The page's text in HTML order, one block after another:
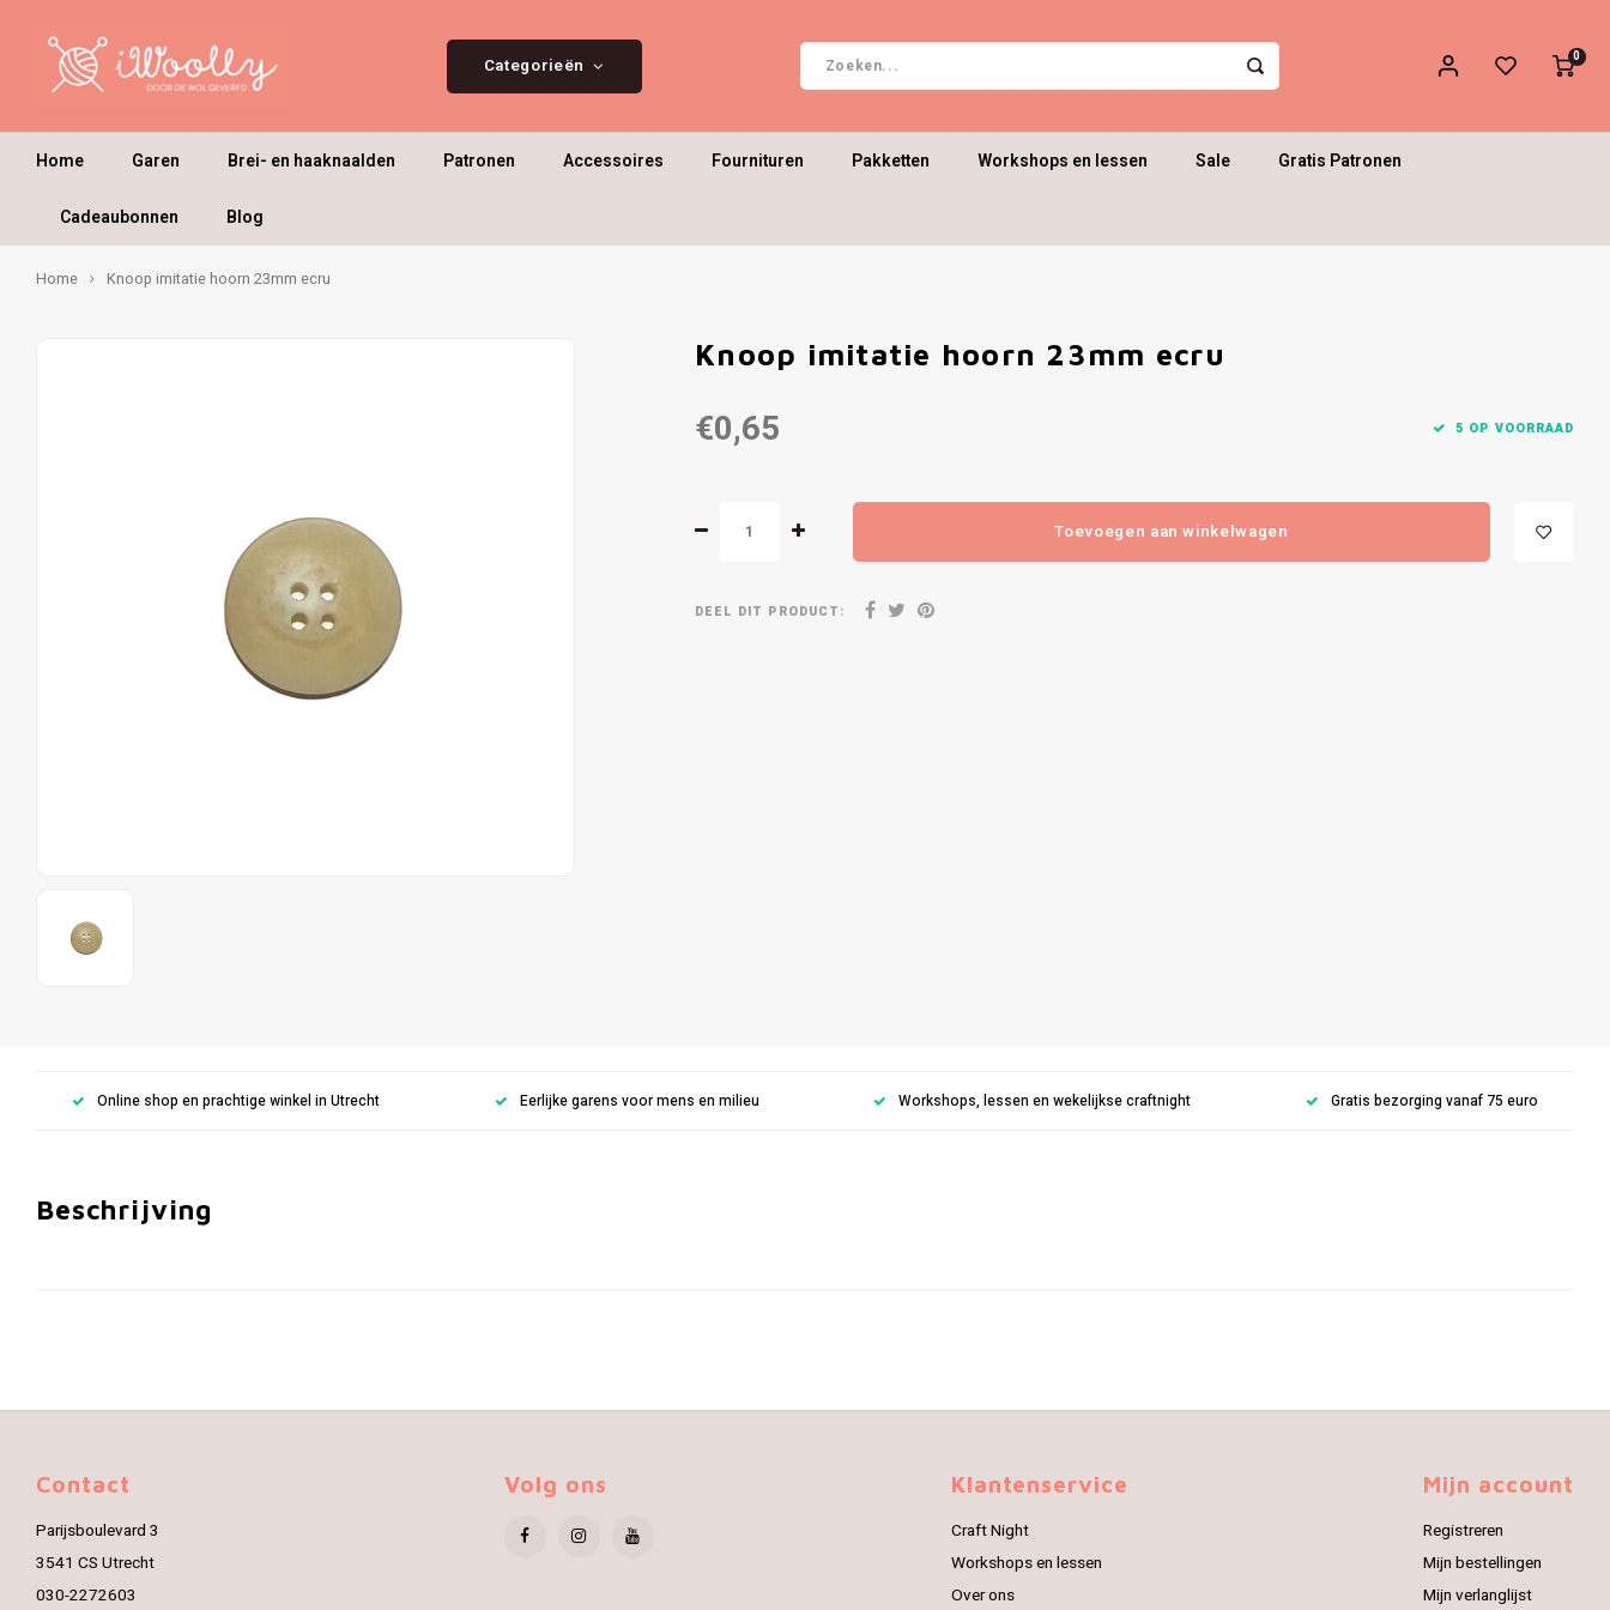
Categorieën 0
Home Garen Brei- en haaknaalden Patronen Accessoires Fournituren Pakketten Workshops en lessen Sale Gratis Patronen
Cadeaubonnen Blog
Home Knoop imitatie hoorn 23mm ecru
Knoop imitatie hoorn 23mm ecru
€0,65 5 OP VOORRAAD
Toevoegen aan winkelwagen
DEEL DIT PRODUCT:
Online shop en prachtige winkel in Utrecht Eerlijke garens voor mens en milieu Workshops, lessen en wekelijkse craftnight Gratis bezorging vanaf 75 euro
Beschrijving
Contact
Parijsboulevard 3
3541 CS Utrecht
030-2272603
Volg ons Klantenservice
Craft Night
Workshops en lessen
Over ons
Mijn account
Registreren
Mijn bestellingen
Mijn verlanglijst